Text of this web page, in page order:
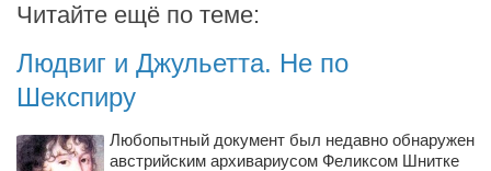
Читайте ещё по теме:
Людвиг и Джульетта. Не по
Шекспиру
Любопытный документ был недавно обнаружен
австрийским архивариусом Феликсом Шнитке